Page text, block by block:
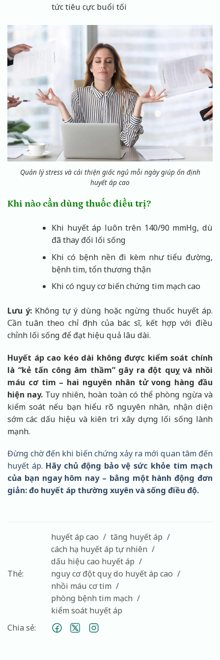
tức tiêu cực buổi tối
Quản lý stress và cải thiện giấc ngủ mỗi ngày giúp ổn định
huyết áp cao
Khi nào cần dùng thuốc điều trị?
Khi huyết áp luôn trên 140/90 mmHg, dù
đã thay đổi lối sống
Khi có bệnh nền đi kèm như tiểu đường,
bệnh tim, tổn thương thận
Khi có nguy cơ biến chứng tim mạch cao
Lưu ý: Không tự ý dùng hoặc ngừng thuốc huyết áp.
Cần tuân theo chỉ định của bác sĩ, kết hợp với điều
chỉnh lối sống để đạt hiệu quả lâu dài.
Huyết áp cao kéo dài không được kiểm soát chính
là “kẻ tấn công âm thầm” gây ra đột quỵ và nhồi
máu cơ tim – hai nguyên nhân tử vong hàng đầu
hiện nay. Tuy nhiên, hoàn toàn có thể phòng ngừa và
kiểm soát nếu bạn hiểu rõ nguyên nhân, nhận diện
sớm các dấu hiệu và kiên trì xây dựng lối sống lành
mạnh.
Đừng chờ đến khi biến chứng xảy ra mới quan tâm đến
huyết áp. Hãy chủ động bảo vệ sức khỏe tim mạch
của bạn ngay hôm nay – bằng một hành động đơn
giản: đo huyết áp thường xuyên và sống điều độ.
Thẻ:
huyết áp cao
tăng huyết áp
cách hạ huyết áp tự nhiên
dấu hiệu cao huyết áp
nguy cơ đột quỵ do huyết áp cao
nhồi máu cơ tim
phòng bệnh tim mạch
kiểm soát huyết áp
Chia sẻ: